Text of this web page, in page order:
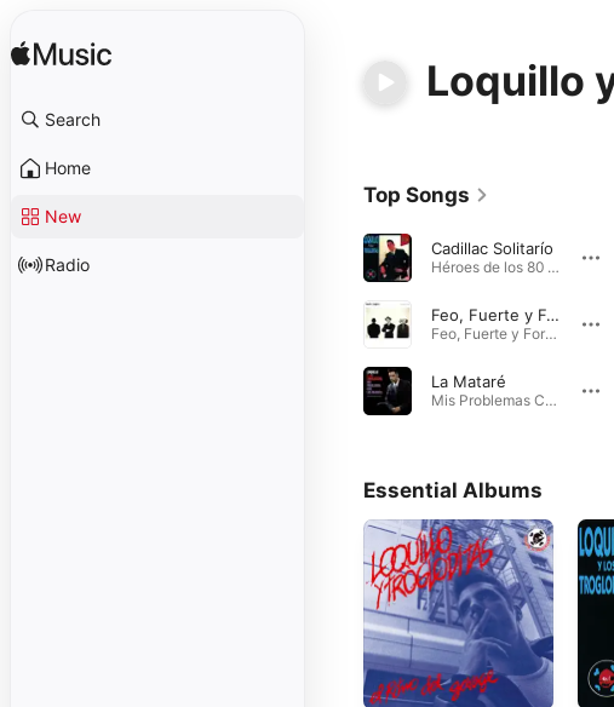
Search
Home
New
Radio
Loquillo
Top Songs
Cadillac Solitarío
Héroes de los 80 · 1983
Feo, Fuerte y Formal
Feo, Fuerte y Formal · 2001
La Mataré
Mis Problemas Con las Mujeres · 1987
Essential Albums